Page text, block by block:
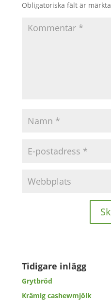
Obligatoriska fält är märkta
Tidigare inlägg
Grytbröd
Krämig cashewmjölk